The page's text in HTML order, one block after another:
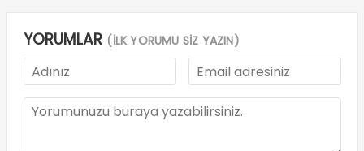
YORUMLAR (İLK YORUMU SİZ YAZIN)